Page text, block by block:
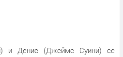
и Денис (Джеймс Суини) се